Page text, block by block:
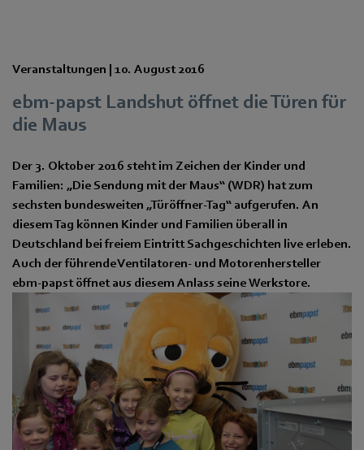
Veranstaltungen | 10. August 2016
ebm-papst Landshut öffnet die Türen für
die Maus
Der 3. Oktober 2016 steht im Zeichen der Kinder und
Familien: „Die Sendung mit der Maus“ (WDR) hat zum
sechsten bundesweiten „Türöffner-Tag“ aufgerufen. An
diesem Tag können Kinder und Familien überall in
Deutschland bei freiem Eintritt Sachgeschichten live erleben.
Auch der führende Ventilatoren- und Motorenhersteller
ebm-papst öffnet aus diesem Anlass seine Werkstore.